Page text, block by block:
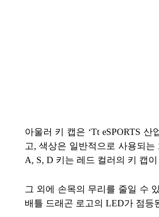
아울러 키 캡은 ‘Tt eSPORTS
고, 색상은 일반적으로 사용되
A, S, D 키는 레드 컬러의 키 캡
그 외에 손목의 무리를 줄일 수
배틀 드래곤 로고의 LED가 점등